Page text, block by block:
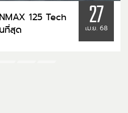
125 Tech
ที่สุด
27
เม.ย. 68